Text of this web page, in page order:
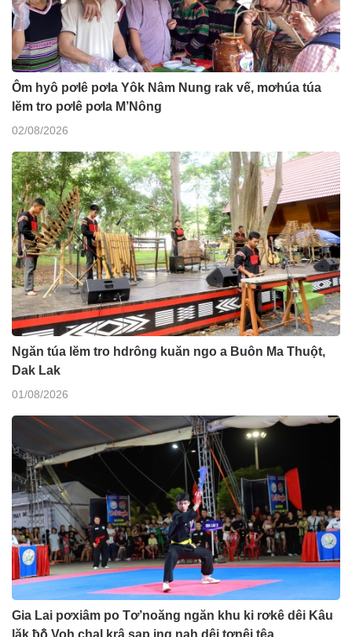
Ôm hyô pơlê pơla Yôk Nâm Nung rak vế, mơhúa túa
lĕm tro pơlê pơla M’Nông
02/08/2026
Ngăn túa lĕm tro hdrông kuăn ngo a Buôn Ma Thuột,
Dak Lak
01/08/2026
Gia Lai pơxiâm po Tơ’noăng ngăn khu ki rơkê dêi Kâu
lăk ƀô̆ Voh chal krâ sap ing nah dêi tơnêi têa